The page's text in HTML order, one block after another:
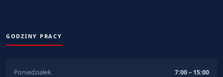
GODZINY PRACY
Poniedziałek 7:00 – 15:00